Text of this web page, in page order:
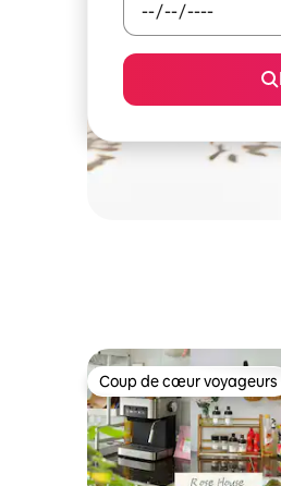
Coup de cœur voyageurs
Coup de cœur voyageurs